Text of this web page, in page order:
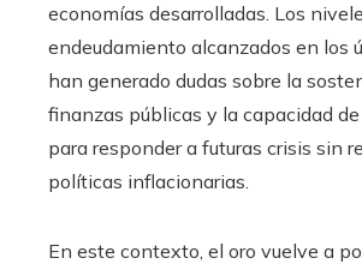
economías desarrolladas. Los
endeudamiento alcanzados en los
han generado dudas sobre la
finanzas públicas y la capacidad
para responder a futuras crisis sin
políticas inflacionarias.
En este contexto, el oro vuelve a